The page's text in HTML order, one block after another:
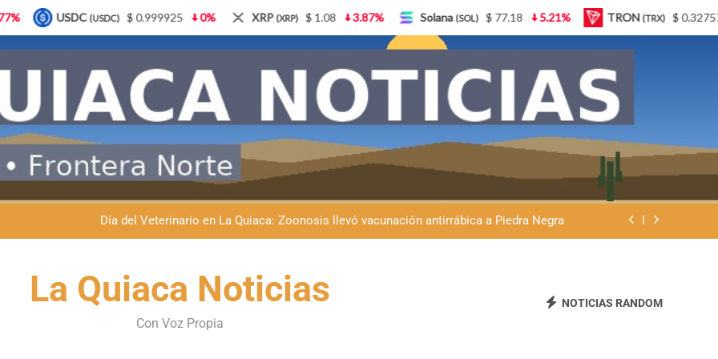
Dante Velázquez marchará contra la Ley de Tierras: “Patria sí, colonia no”
Fernando Rejal respaldó a Dante Velázquez en el Senado: “No queremos que se venda nuestra frontera”
Día del Veterinario en La Quiaca: Zoonosis llevó vacunación antirrábica a Piedra Negra
La frontera se subleva: Dante Velázquez enfrenta el remate de la patria y advierte que la Argentina no se
Fernando Rejal respaldó a Dante Velázquez en el Senado: “No queremos que se venda nuestra frontera”
Día del Veterinario en La Quiaca: Zoonosis llevó vacunación antirrábica a Piedra Negra
La Quiaca Noticias
Con Voz Propia
NOTICIAS RANDOM
0% XRP(XRP) $ 1.08 3.87% Solana(SOL) $ 77.18 5.21% TRON(TRX) $ 0.327570 0.95% Lido Staked